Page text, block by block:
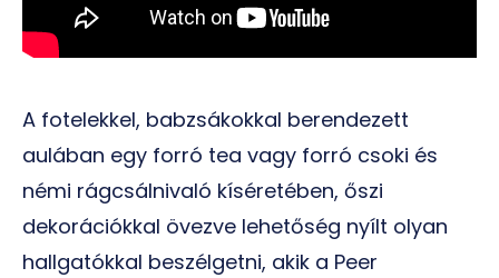
A fotelekkel, babzsákokkal berendezett
aulában egy forró tea vagy forró csoki és
némi rágcsálnivaló kíséretében, őszi
dekorációkkal övezve lehetőség nyílt olyan
hallgatókkal beszélgetni, akik a Peer